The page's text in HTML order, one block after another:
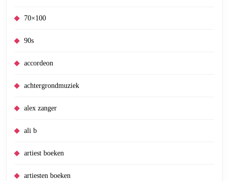
70×100
90s
accordeon
achtergrondmuziek
alex zanger
ali b
artiest boeken
artiesten boeken